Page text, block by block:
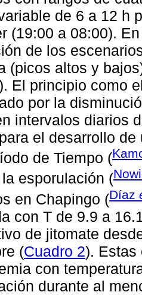
de 6 a 12 h
(19:00 a 08:00).
de los
(picos altos y
El principio como
por la
intervalos diarios
el desarrollo
de Tiempo (
esporulación (
en Chapingo (Díaz
con T de 9.9 a
de jitomate
(Cuadro 2). Estas
con
durante al